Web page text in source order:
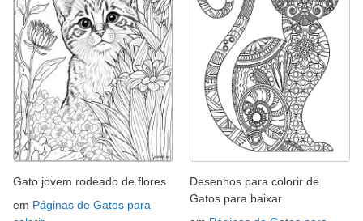
Gato jovem rodeado de flores
em Páginas de Gatos para
Desenhos para colorir de
Gatos para baixar